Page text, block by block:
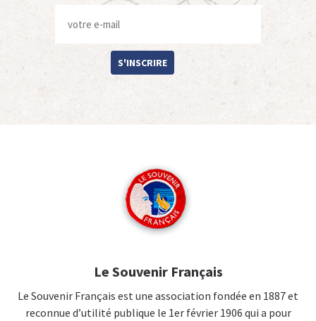
S'INSCRIRE
Le Souvenir Français
Le Souvenir Français est une association fondée en 1887 et
reconnue d’utilité publique le 1er février 1906 qui a pour